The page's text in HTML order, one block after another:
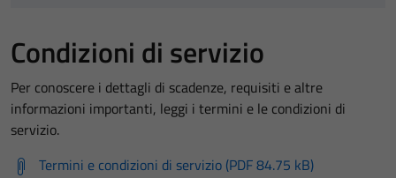
Condizioni di servizio
Per conoscere i dettagli di scadenze, requisiti e altre
informazioni importanti, leggi i termini e le condizioni di
servizio.
Termini e condizioni di servizio (PDF 84.75 kB)